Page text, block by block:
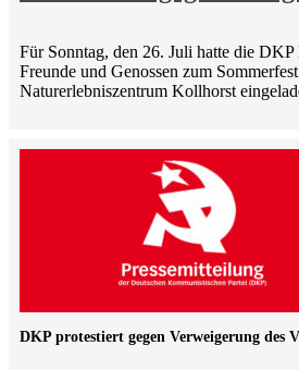
Für Sonntag, den 26. Juli hatte die
Freunde und Genossen zum
Naturerlebniszentrum Kollhorst
DKP protestiert gegen Verweigerung des